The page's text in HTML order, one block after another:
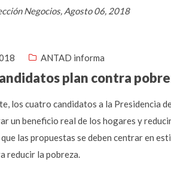
Negocios, Agosto 06, 2018
ANTAD informa
plan contra
los cuatro candidatos a la Presidencia
un beneficio real de los hogares y
que las propuestas se deben centrar en
reducir la pobreza.